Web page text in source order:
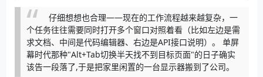
仔细想想也合理——现在的工作流程越来越复杂，一
个任务往往需要同时打开多个窗口对照着看（比如左边是需
求文档、中间是代码编辑器、右边是API接口说明）。 单屏
幕时代那种"Alt+Tab切换半天找不到目标页面"的日子确实
该告一段落了,于是把家里闲置的一台显示器搬到了公司。